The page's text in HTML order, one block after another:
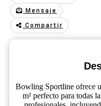
Mensaje
Compartir
Bowling Sportline ofrece
m² perfecto para todas